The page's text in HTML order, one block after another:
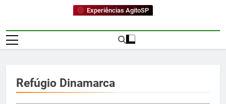
Experiências AgitoSP
Refúgio Dinamarca